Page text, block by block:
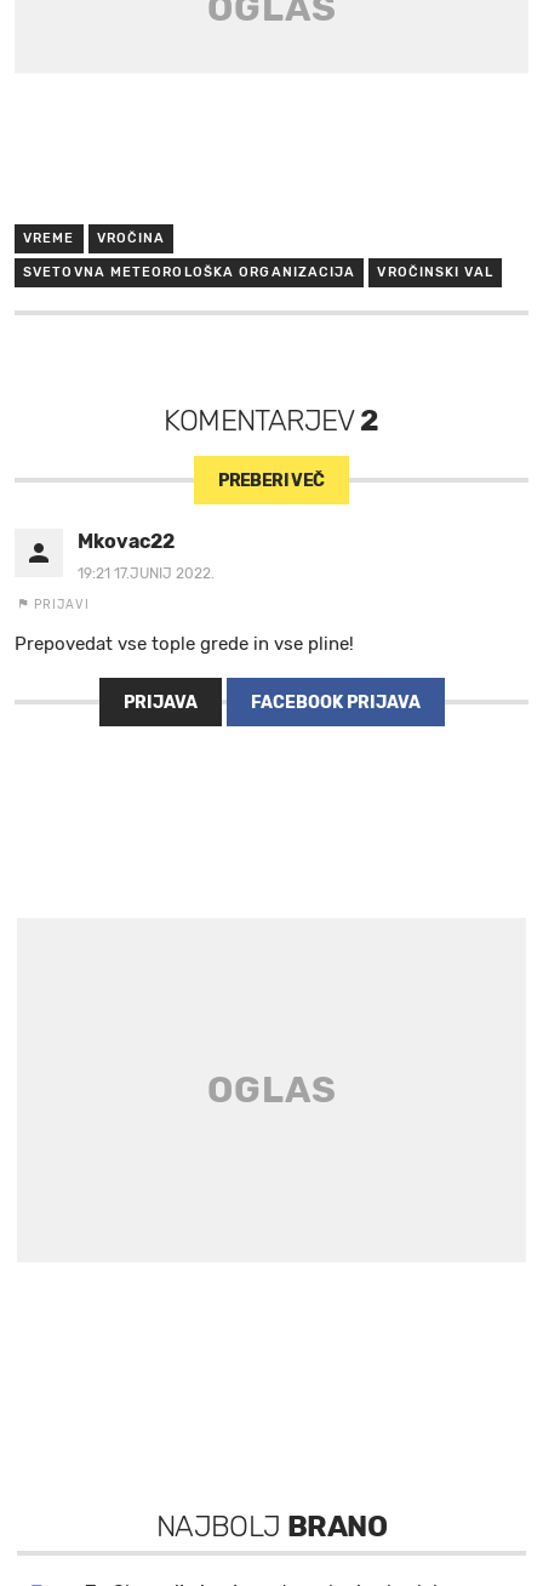
VREME VROČINA
SVETOVNA METEOROLOŠKA ORGANIZACIJA VROČINSKI VAL
KOMENTARJEV2
PREBERI VEČ
Mkovac22
19:21 17.JUNIJ 2022.
PRIJAVI
Prepovedat vse tople grede in vse pline!
PRIJAVA FACEBOOK PRIJAVA
NAJBOLJ BRANO